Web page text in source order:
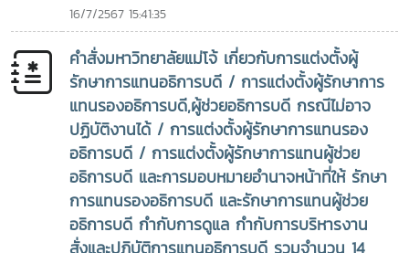
จากองค์กรและเครือข่ายทางการศึกษาทั้งในประเทศไทยและต่าง
ประเทศอย่างต่อเนื่อง โดยเฉพาะด้าน ภาวะผู้นำทางการศึกษา การ
พัฒนาสถาบันอุดมศึกษา และการสร้างเครือข่ายความร่วมมือ
ระหว่างประเทศในปี ค.ศ. 2019 ท่านได้รับรางวัล 2019
Outstanding UPLB Alumnus Award และ 2019 College
Distinguished Alumnus for Educational Leadership
Award ในโอกาสการเฉลิมฉลอง 101st UPLB Loyalty Day เมื่อ
วันที่ 9 ตุลาคม 2019 ซึ่งสะท้อนถึงการได้รับการยอมรับจาก
มหาวิทยาลัยที่ท่านสำเร็จการศึกษาในฐานะศิษย์เก่าผู้มีผลงานโดด
เด่น โดยเฉพาะด้านภาวะผู้นำทางการศึกษาต่อมาในปี ค.ศ. 2021
ท่านได้รับ UPLBAA Presidential Award ในงาน 103rd
16/7/2567 15:41:35
คำสั่งมหาวิทยาลัยแม่โจ้ เกี่ยวกับการแต่งตั้งผู้
รักษาการแทนอธิการบดี / การแต่งตั้งผู้รักษาการ
แทนรองอธิการบดี,ผู้ช่วยอธิการบดี กรณีไม่อาจ
ปฏิบัติงานได้ / การแต่งตั้งผู้รักษาการแทนรอง
อธิการบดี / การแต่งตั้งผู้รักษาการแทนผู้ช่วย
อธิการบดี และการมอบหมายอำนาจหน้าที่ให้ รักษา
การแทนรองอธิการบดี และรักษาการแทนผู้ช่วย
อธิการบดี กำกับการดูแล กำกับการบริหารงาน
สั่งและปฏิบัติการแทนอธิการบดี รวมจำนวน 14